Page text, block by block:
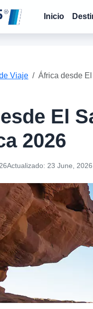
Inicio
Viaje África desde
El
2026
Actualizado: 23 June, 2026